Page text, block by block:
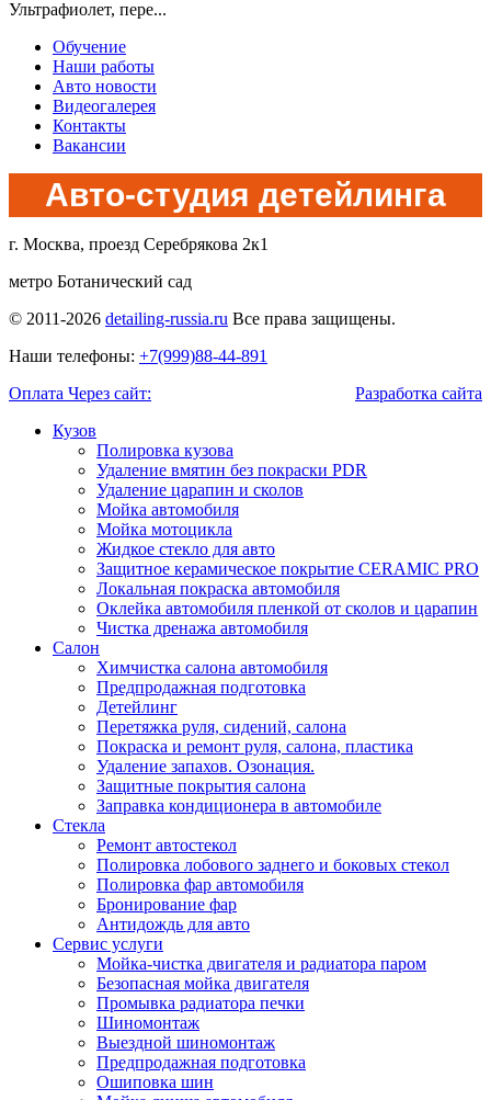
Ультрафиолет, пере...
Обучение
Наши работы
Авто новости
Видеогалерея
Контакты
Вакансии
Авто-студия детейлинга
г. Москва, проезд Серебрякова 2к1
метро Ботанический сад
© 2011-2026 detailing-russia.ru Все права защищены.
Наши телефоны: +7(999)88-44-891
Оплата Через сайт:
Разработка сайта
Кузов
Полировка кузова
Удаление вмятин без покраски PDR
Удаление царапин и сколов
Мойка автомобиля
Мойка мотоцикла
Жидкое стекло для авто
Защитное керамическое покрытие CERAMIC PRO
Локальная покраска автомобиля
Оклейка автомобиля пленкой от сколов и царапин
Чистка дренажа автомобиля
Салон
Химчистка салона автомобиля
Предпродажная подготовка
Детейлинг
Перетяжка руля, сидений, салона
Покраска и ремонт руля, салона, пластика
Удаление запахов. Озонация.
Защитные покрытия салона
Заправка кондиционера в автомобиле
Стекла
Ремонт автостекол
Полировка лобового заднего и боковых стекол
Полировка фар автомобиля
Бронирование фар
Антидождь для авто
Сервис услуги
Мойка-чистка двигателя и радиатора паром
Безопасная мойка двигателя
Промывка радиатора печки
Шиномонтаж
Выездной шиномонтаж
Предпродажная подготовка
Ошиповка шин